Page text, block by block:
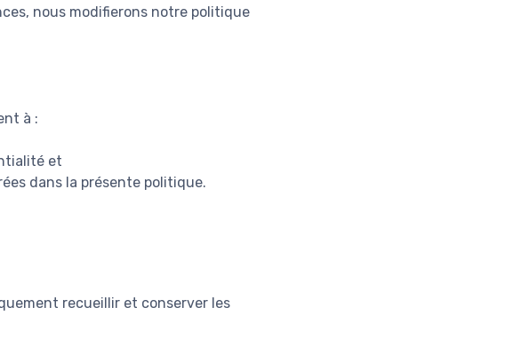
nous modifierons notre politique
à :
et
dans la présente politique.
recueillir et conserver les